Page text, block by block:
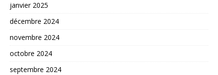
janvier 2025
décembre 2024
novembre 2024
octobre 2024
septembre 2024